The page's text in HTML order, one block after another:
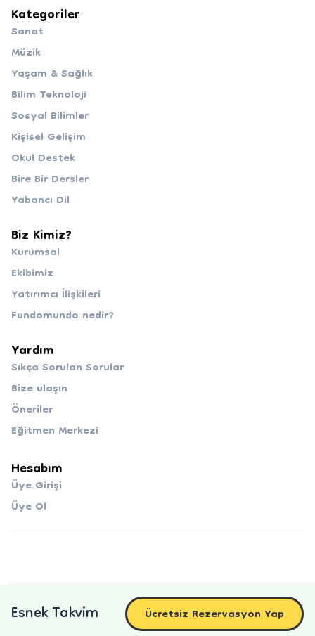
Esnek Takvim Ücretsiz Rezervasyon Yap
Kategoriler
Sanat
Müzik
Yaşam & Sağlık
Bilim Teknoloji
Sosyal Bilimler
Kişisel Gelişim
Okul Destek
Bire Bir Dersler
Yabancı Dil
Biz Kimiz?
Kurumsal
Ekibimiz
Yatırımcı İlişkileri
Fundomundo nedir?
Yardım
Sıkça Sorulan Sorular
Bize ulaşın
Öneriler
Eğitmen Merkezi
Hesabım
Üye Girişi
Üye Ol